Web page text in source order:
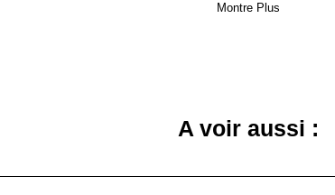
Montre Plus
A voir aussi :